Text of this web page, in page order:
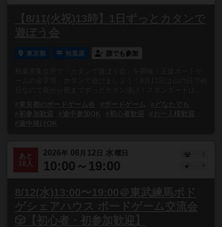
【8/11(火祝)13時】1日ずっとカタンで
遊ぼう会
東京都 秋葉原 誰でも参加
秋葉原集会所で「カタンで遊ぼう会」を開催！王道ボードゲ
ームの金字塔、カタンで遊びましょう！8月11日は山の日で祝
日なので昼から夜までずっとカタン漬け！スタンダードは...
#東京都のボードゲーム会
#ボードゲーム
#どなたでも
#初参加歓迎
#途中参加OK #初心者歓迎
#お一人様歓迎
#途中抜けOK
あと
18人
2026年 08 月 12 日 水 曜日
10:00～19:00
2
8/12(水)13:00〜19:00＠東武練馬ボド
ゲシェアハウス ボードゲーム交流会
🎲【初心者・初参加歓迎】